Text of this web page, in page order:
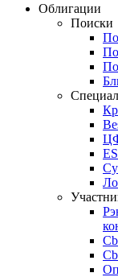
Облигации
Поиски